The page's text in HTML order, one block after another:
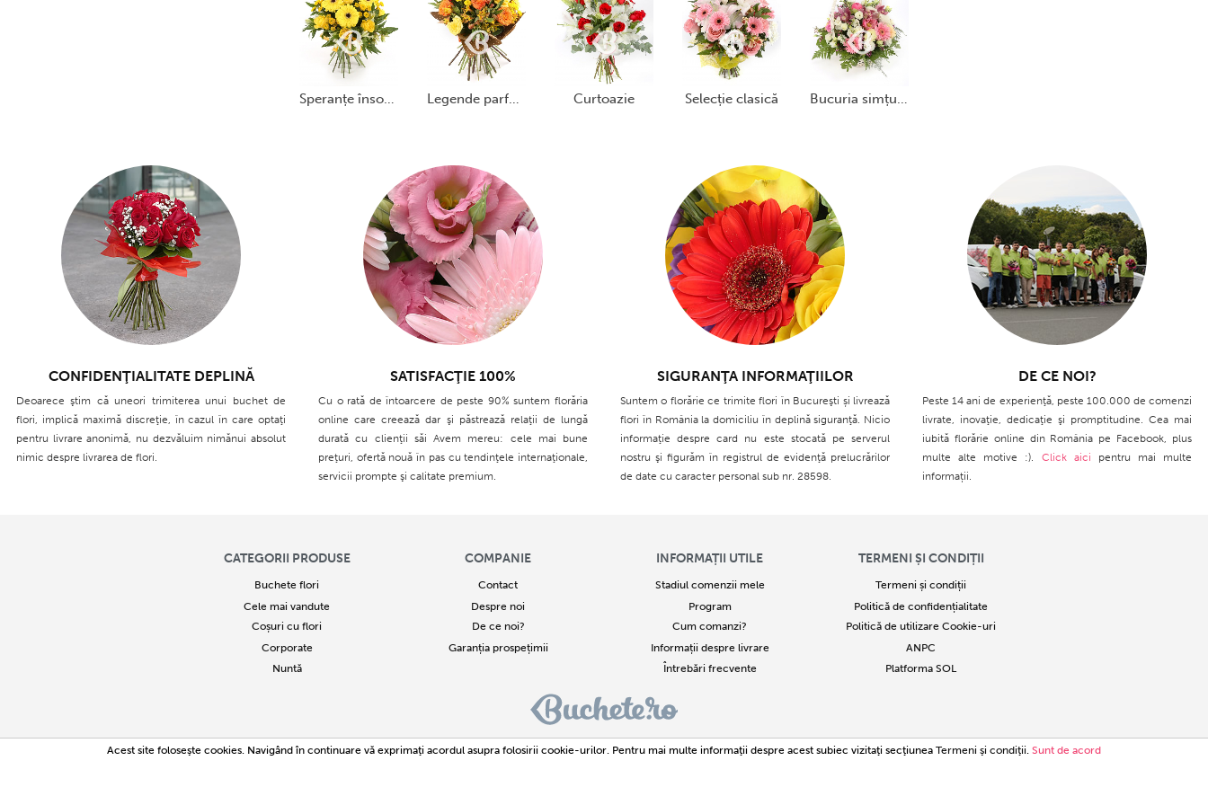
mai multe despre Livrare si Garanții puteți consulta accesând secțiunile
Informatii
Termeni și Condiții.
speranțe însorite legende parfumate curtoazie selecție clasică bucuria simțurilor
CONFIDENŢIALITATE DEPLINĂ
Deoarece ştim că uneori trimiterea unui buchet de
flori, implică maximă discreţie, în cazul în care optaţi
pentru livrare anonimă, nu dezvăluim nimănui absolut
nimic despre livrarea de flori.
SATISFACŢIE 100%
Cu o rată de întoarcere de peste 90% suntem florăria
online care creează dar şi păstrează relaţii de lungă
durată cu clienţii săi Avem mereu: cele mai bune
preţuri, ofertă nouă în pas cu tendinţele internaţionale,
servicii prompte şi calitate premium.
SIGURANŢA INFORMAŢIILOR
Suntem o florărie ce trimite flori în Bucureşti și livrează
flori în România la domiciliu în deplină siguranţă. Nicio
informaţie despre card nu este stocată pe serverul
nostru şi figurăm în registrul de evidenţă prelucrărilor
de date cu caracter personal sub nr. 28598.
DE CE NOI?
Peste 14 ani de experienţă, peste 100.000 de comenzi
livrate, inovaţie, dedicaţie şi promptitudine. Cea mai
iubită florărie online din România pe Facebook, plus
multe alte motive :). Click aici pentru mai multe
informații.
CATEGORII PRODUSE
Buchete flori
Cele mai vandute
Coșuri cu flori
Corporate
Nuntă
COMPANIE
Contact
Despre noi
De ce noi?
Garanția prospețimii
INFORMAȚII UTILE
Stadiul comenzii mele
Program
Cum comanzi?
Informații despre livrare
Întrebări frecvente
TERMENI ȘI CONDIȚII
Termeni și condiții
Politică de confidențialitate
Politică de utilizare Cookie-uri
ANPC
Platforma SOL
2005 - 2026Buchete.roeste un proiect al SC Avante Consultin Team SRL Identificare fiscală : RO 17434780
Toate drepturile rezervate. Buchete.ro este Marcă Înregistrată
Acest site foloseşte cookies. Navigând în continuare vă exprimaţi acordul asupra folosirii cookie-urilor. Pentru mai multe informaţii despre acest subiec vizitaţi secţiunea Termeni şi condiţii. Sunt de acord